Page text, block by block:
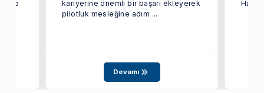
kariyerine önemli bir başarı ekleyerek
pilotluk mesleğine adım ...
Devamı
Haluk